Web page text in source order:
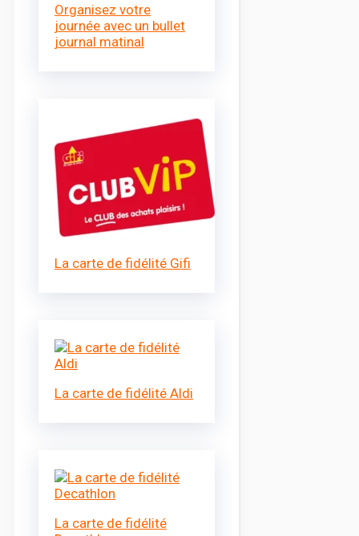
Organisez votre
journée avec un bullet
journal matinal
La carte de fidélité Gifi
La carte de fidélité Aldi
La carte de fidélité